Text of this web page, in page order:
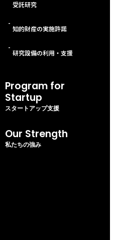
受託研究
-
知的財産の実施許諾
-
研究設備の利用・支援
Program for
Startup
スタートアップ支援
Our Strength
私たちの強み